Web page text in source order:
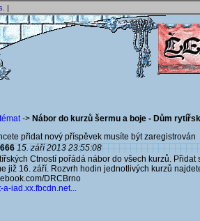
|
-> Nábor do kurzů šermu a boje - Dům
přidat nový příspěvek musíte být
15. září 2013 23:55:08
Ctností pořádá nábor do všech kurzů.
již 16. září. Rozvrh hodin jednotlivých kurzů
DRCBrno
a-iad.xx.fbcdn.net...